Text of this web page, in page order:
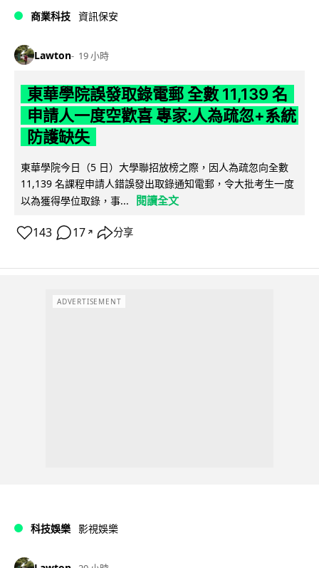
商業科技 資訊保安
Lawton 19 小時
東華學院誤發取錄電郵 全數 11,139 名
申請人一度空歡喜 專家:人為疏忽+系統
防護缺失
東華學院今日（5 日）大學聯招放榜之際，因人為疏忽向全數
11,139 名課程申請人錯誤發出取錄通知電郵，令大批考生一度
以為獲得學位取錄，事...
閱讀全文
143 17 ↗ 分享
ADVERTISEMENT
科技娛樂 影視娛樂